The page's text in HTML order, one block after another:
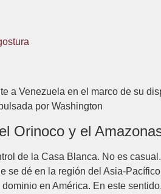
a Venezuela en el marco de su
por Washington
Orinoco y el
de la Casa Blanca. No es
se dé en la región del Asia-
en América. En este